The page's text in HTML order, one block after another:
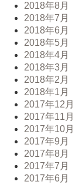
2018年8月
2018年7月
2018年6月
2018年5月
2018年4月
2018年3月
2018年2月
2018年1月
2017年12月
2017年11月
2017年10月
2017年9月
2017年8月
2017年7月
2017年6月